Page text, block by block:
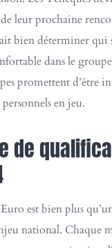
leur prochaine
bien déterminer qui
dans le
promettent d’être
en jeu.
de
est bien plus
national. Chaque